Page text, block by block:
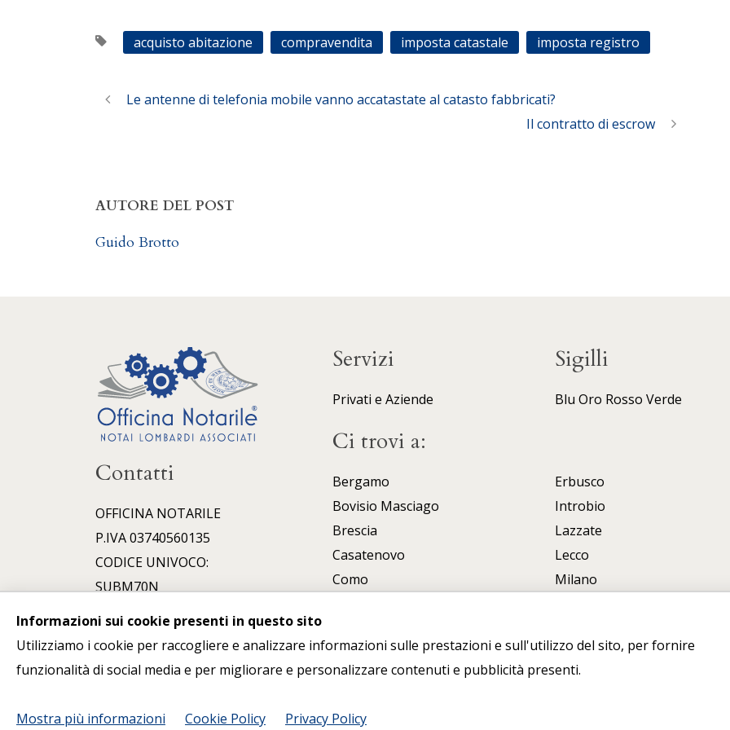
acquisto abitazione compravendita imposta catastale imposta registro
Le antenne di telefonia mobile vanno accatastate al catasto fabbricati?
Il contratto di escrow
AUTORE DEL POST
Guido Brotto
Contatti
OFFICINA NOTARILE
P.IVA 03740560135
CODICE UNIVOCO:
SUBM70N
Servizi
Privati e Aziende
Sigilli
Blu Oro Rosso Verde
Ci trovi a:
Bergamo
Bovisio Masciago
Brescia
Casatenovo
Como
Erbusco
Introbio
Lazzate
Lecco
Milano
Informazioni sui cookie presenti in questo sito
Utilizziamo i cookie per raccogliere e analizzare informazioni sulle prestazioni e sull'utilizzo del sito, per fornire
funzionalità di social media e per migliorare e personalizzare contenuti e pubblicità presenti.
Mostra più informazioni Cookie Policy Privacy Policy